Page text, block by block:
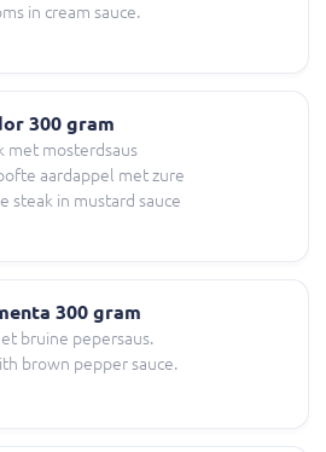
in cream sauce.
300 gram
met mosterdsaus
aardappel met zure
steak in mustard sauce
and sour cream.
300 gram
bruine pepersaus.
brown pepper sauce.